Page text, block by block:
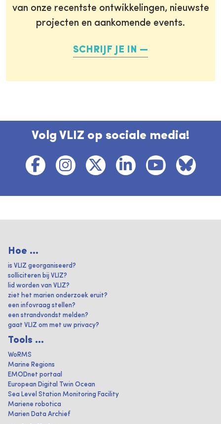
van onze recentste ontwikkelingen, nieuwste
projecten en aankomende events.
SCHRIJF JE IN
Volg VLIZ op sociale media!
Hoe ...
is VLIZ georganiseerd?
solliciteren bij VLIZ?
lid worden van VLIZ?
ziet het marien onderzoek eruit?
een infovraag stellen?
een strandvondst melden?
gaat VLIZ om met uw privacy?
Tools ...
WoRMS
Marine Regions
EMODnet portaal
European Digital Twin Ocean
Sea Level Station Monitoring Facility
Mariene robotica
Marien Data Archief